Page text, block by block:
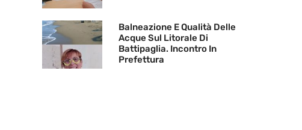
Balneazione E Qualità Delle
Acque Sul Litorale Di
Battipaglia. Incontro In
Prefettura